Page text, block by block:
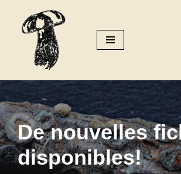
Aller
contenu
De nouvelles
disponibles!